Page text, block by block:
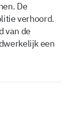
De
verhoord.
van de
een